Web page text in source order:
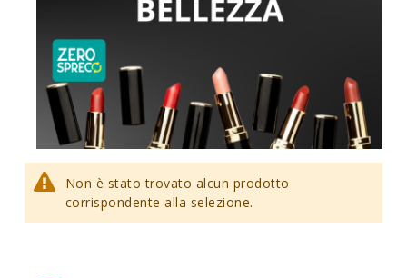
Non è stato trovato alcun prodotto
corrispondente alla selezione.